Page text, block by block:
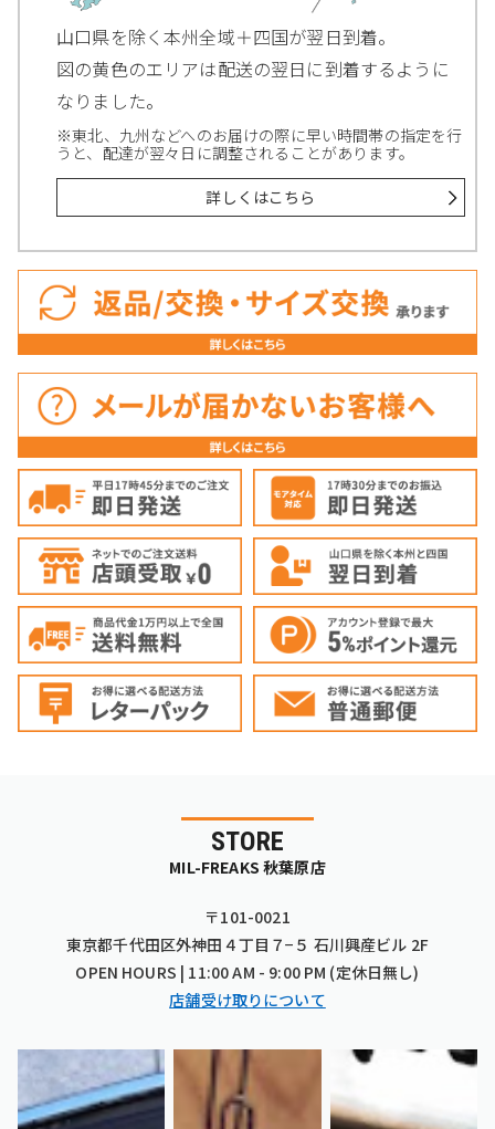
山口県を除く本州全域＋四国が翌日到着。
図の黄色のエリアは配送の翌日に到着するように
なりました。
※東北、九州などへのお届けの際に早い時間帯の指定を行
うと、配達が翌々日に調整されることがあります。
詳しくはこちら
STORE
MIL-FREAKS 秋葉原店
〒101-0021
東京都千代田区外神田４丁目７−５ 石川興産ビル 2F
OPEN HOURS | 11:00 AM - 9:00 PM (定休日無し)
店舗受け取りについて